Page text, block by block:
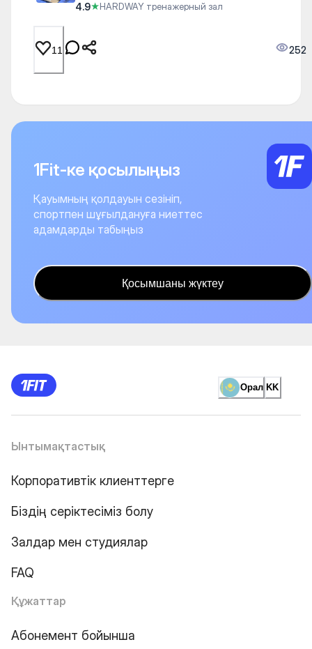
4.9★HARDWAY тренажерный зал
11 252
1Fit-ке қосылыңыз
Қауымның қолдауын сезініп,
спортпен шұғылдануға ниеттес
адамдарды табыңыз
Қосымшаны жүктеу
Орал KK
Ынтымақтастық
Корпоративтік клиенттерге
Біздің серіктесіміз болу
Залдар мен студиялар
FAQ
Құжаттар
Абонемент бойынша